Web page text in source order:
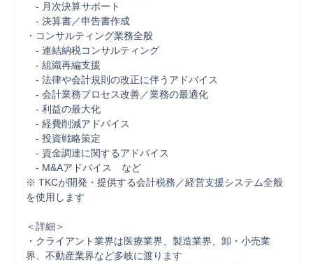
- 月次決算サポート
- 決算書／申告書作成
・コンサルティング業務全般
- 連結納税コンサルティング
- 組織再編支援
- 法律や会計規則の改正に伴うアドバイス
- 会計業務プロセス改善／業務の最適化
- 利益の最大化
- 経費削減アドバイス
- 投資戦略策定
- 資金調達に関するアドバイス
- M&Aアドバイス　など
※ TKCが開発・提供する会計税務／経営支援システム全般
を使用します
＜詳細＞
・クライアント業界は医療業界、製造業界、卸・小売業
界、不動産業界など多岐に渡ります